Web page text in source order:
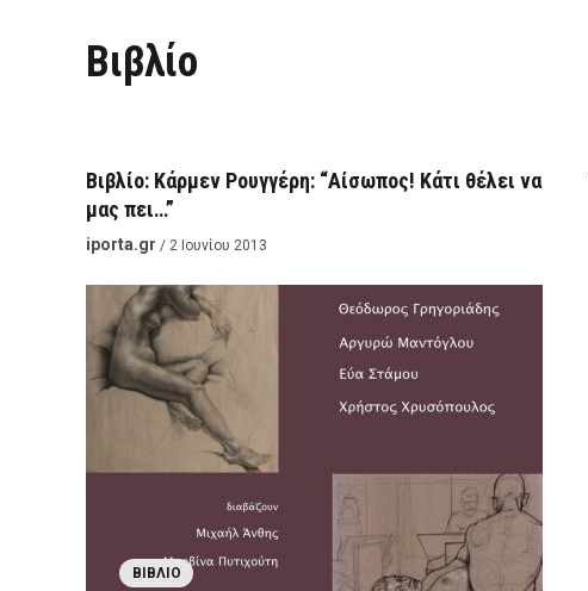
Βιβλίο
Βιβλίο: Κάρμεν Ρουγγέρη: “Αίσωπος! Κάτι θέλει να
μας πει…”
iporta.gr / 2 Ιουνίου 2013
ΒΙΒΛΊΟ